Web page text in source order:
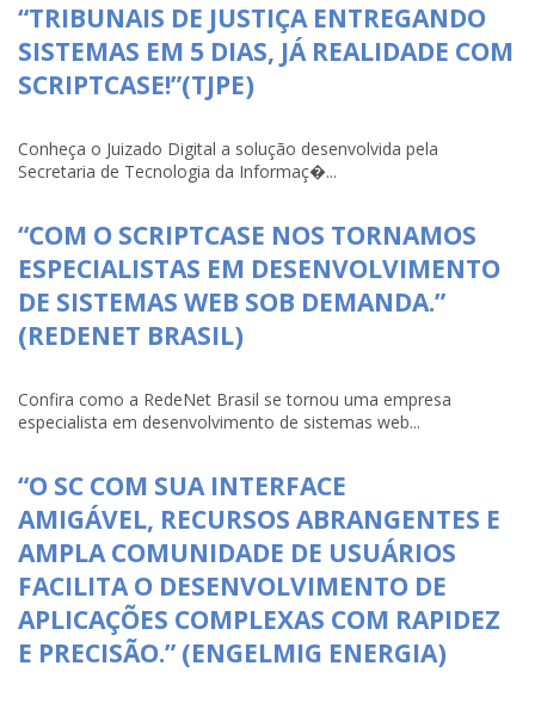
“TRIBUNAIS DE JUSTIÇA ENTREGANDO
SISTEMAS EM 5 DIAS, JÁ REALIDADE COM
SCRIPTCASE!”(TJPE)
Conheça o Juizado Digital a solução desenvolvida pela
Secretaria de Tecnologia da Informaç�...
“COM O SCRIPTCASE NOS TORNAMOS
ESPECIALISTAS EM DESENVOLVIMENTO
DE SISTEMAS WEB SOB DEMANDA.”
(REDENET BRASIL)
Confira como a RedeNet Brasil se tornou uma empresa
especialista em desenvolvimento de sistemas web...
“O SC COM SUA INTERFACE
AMIGÁVEL, RECURSOS ABRANGENTES E
AMPLA COMUNIDADE DE USUÁRIOS
FACILITA O DESENVOLVIMENTO DE
APLICAÇÕES COMPLEXAS COM RAPIDEZ
E PRECISÃO.” (ENGELMIG ENERGIA)